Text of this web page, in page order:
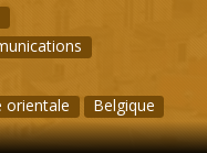
orientale
Belgique